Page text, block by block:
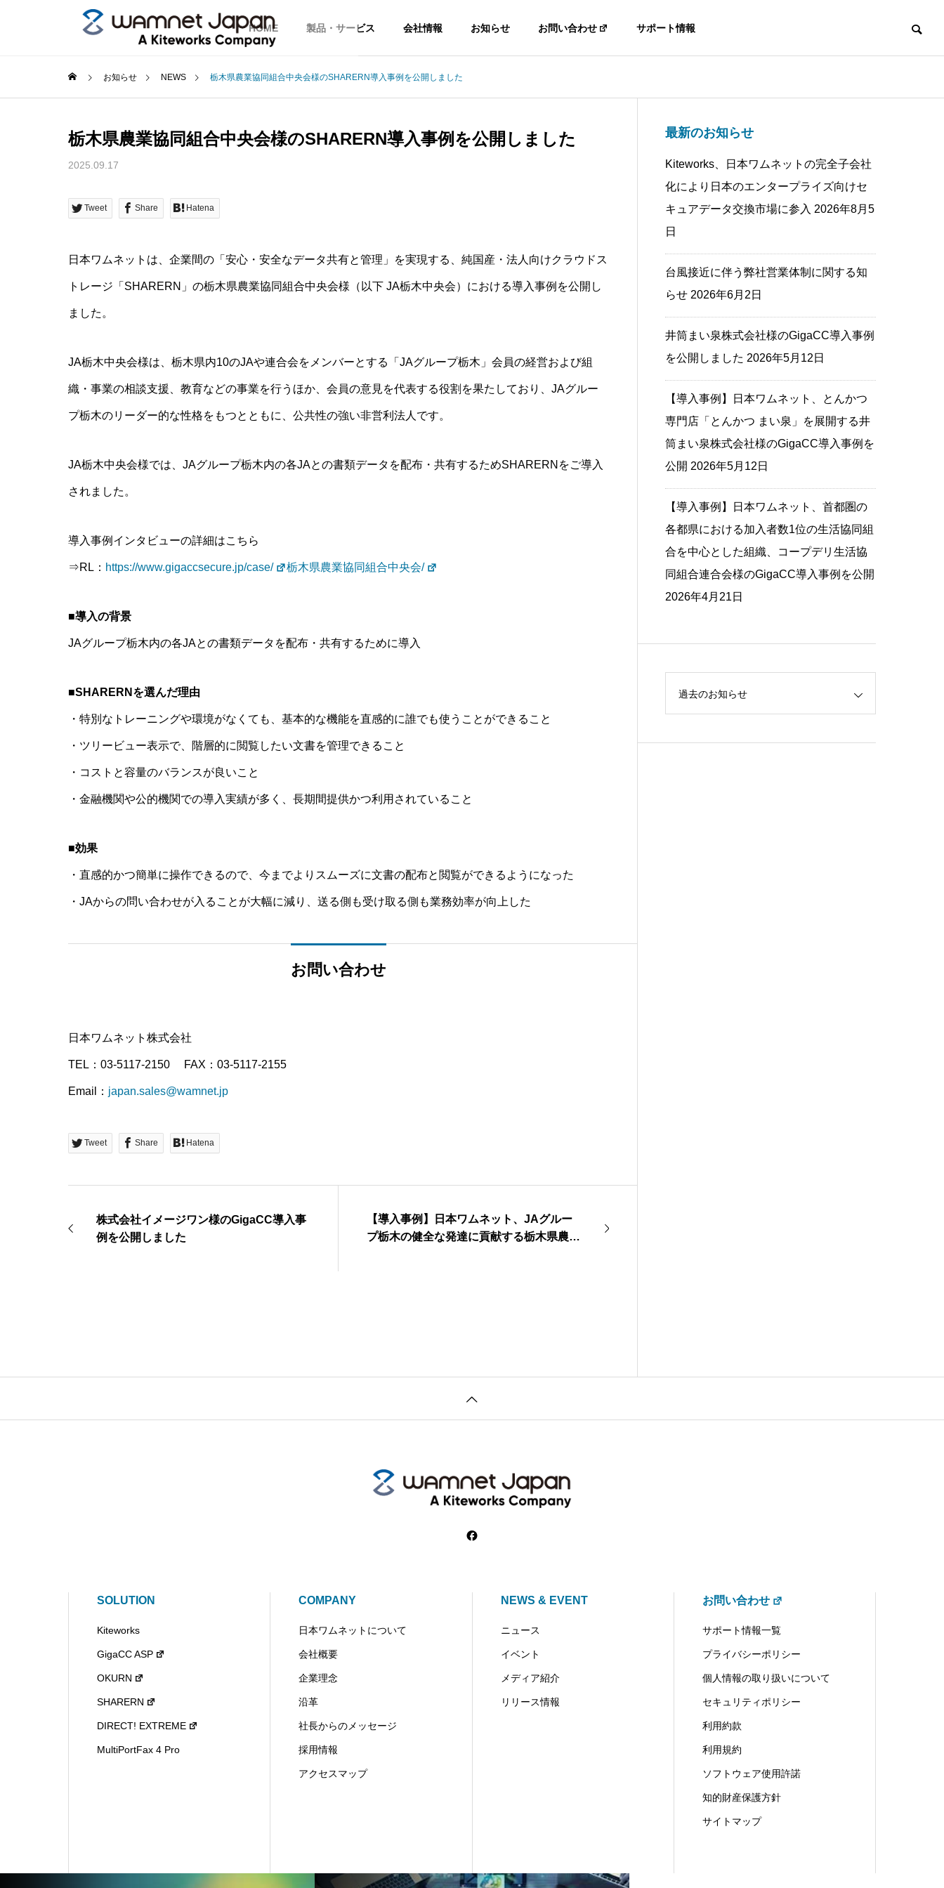
HOME 製品・サービス 会社情報 お知らせ お問い合わせ サポート情報
お知らせ NEWS 栃木県農業協同組合中央会様のSHARERN導入事例を公開しました
栃木県農業協同組合中央会様のSHARERN導入事例を公開しました
2025.09.17
Tweet Share Hatena
日本ワムネットは、企業間の「安心・安全なデータ共有と管理」を実現する、純国産・法人向けクラウドス
トレージ「SHARERN」の栃木県農業協同組合中央会様（以下 JA栃木中央会）における導入事例を公開し
ました。
JA栃木中央会様は、栃木県内10のJAや連合会をメンバーとする「JAグループ栃木」会員の経営および組
織・事業の相談支援、教育などの事業を行うほか、会員の意見を代表する役割を果たしており、JAグルー
プ栃木のリーダー的な性格をもつとともに、公共性の強い非営利法人です。
JA栃木中央会様では、JAグループ栃木内の各JAとの書類データを配布・共有するためSHARERNをご導入
されました。
導入事例インタビューの詳細はこちら
⇒RL： https://www.gigaccsecure.jp/case/ 栃木県農業協同組合中央会/
■導入の背景
JAグループ栃木内の各JAとの書類データを配布・共有するために導入
■SHARERNを選んだ理由
・特別なトレーニングや環境がなくても、基本的な機能を直感的に誰でも使うことができること
・ツリービュー表示で、階層的に閲覧したい文書を管理できること
・コストと容量のバランスが良いこと
・金融機関や公的機関での導入実績が多く、長期間提供かつ利用されていること
■効果
・直感的かつ簡単に操作できるので、今までよりスムーズに文書の配布と閲覧ができるようになった
・JAからの問い合わせが入ることが大幅に減り、送る側も受け取る側も業務効率が向上した
お問い合わせ
日本ワムネット株式会社
TEL：03-5117-2150 FAX：03-5117-2155
Email： japan.sales@wamnet.jp
Tweet Share Hatena
株式会社イメージワン様のGigaCC導入事
例を公開しました
【導入事例】日本ワムネット、JAグルー
プ栃木の健全な発達に貢献する栃木県農業
最新のお知らせ
Kiteworks、日本ワムネットの完全子会社
化により日本のエンタープライズ向けセ
キュアデータ交換市場に参入 2026年8月5
日
台風接近に伴う弊社営業体制に関する知
らせ 2026年6月2日
井筒まい泉株式会社様のGigaCC導入事例
を公開しました 2026年5月12日
【導入事例】日本ワムネット、とんかつ
専門店「とんかつ まい泉」を展開する井
筒まい泉株式会社様のGigaCC導入事例を
公開 2026年5月12日
【導入事例】日本ワムネット、首都圏の
各都県における加入者数1位の生活協同組
合を中心とした組織、コープデリ生活協
同組合連合会様のGigaCC導入事例を公開
2026年4月21日
過去のお知らせ
SOLUTION
Kiteworks
GigaCC ASP
OKURN
SHARERN
DIRECT! EXTREME
MultiPortFax 4 Pro
COMPANY
日本ワムネットについて
会社概要
企業理念
沿革
社長からのメッセージ
採用情報
アクセスマップ
NEWS & EVENT
ニュース
イベント
メディア紹介
リリース情報
お問い合わせ
サポート情報一覧
プライバシーポリシー
個人情報の取り扱いについて
セキュリティポリシー
利用約款
利用規約
ソフトウェア使用許諾
知的財産保護方針
サイトマップ